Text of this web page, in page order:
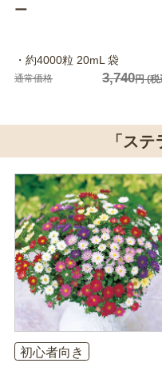
ー
・約4000粒 20mL 袋
通常価格 3,740円(税
「ス
初心者向き